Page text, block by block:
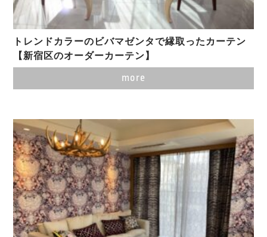
トレンドカラーのビバマゼンタで縁取ったカーテン
【新宿区のオーダーカーテン】
more